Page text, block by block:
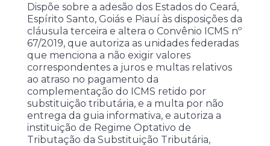
Dispõe sobre a adesão dos Estados do Ceará,
Espírito Santo, Goiás e Piauí às disposições da
cláusula terceira e altera o Convênio ICMS nº
67/2019, que autoriza as unidades federadas
que menciona a não exigir valores
correspondentes a juros e multas relativos
ao atraso no pagamento da
complementação do ICMS retido por
substituição tributária, e a multa por não
entrega da guia informativa, e autoriza a
instituição de Regime Optativo de
Tributação da Substituição Tributária,